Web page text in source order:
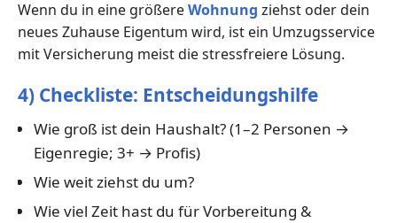
Wenn du in eine größereWohnung ziehst oder dein
neues Zuhause Eigentum wird, ist ein Umzugsservice
mit Versicherung meist die stressfreiere Lösung.
4) Checkliste: Entscheidungshilfe
Wie groß ist dein Haushalt? (1–2 Personen →
Eigenregie; 3+ → Profis)
Wie weit ziehst du um?
Wie viel Zeit hast du für Vorbereitung &